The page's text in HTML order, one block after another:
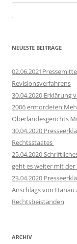
nach:
NEUESTE BEITRÄGE
Revisionsverfahrens
30.04.2020 Erklärung
2006 ermordeten
Oberlandesgerichts
30.04.2020
Rechtsstaates
25.04.2020
geht es weiter mit der
23.04.2020
Anschlags von Hanau
Rechtsbeiständen
ARCHIV